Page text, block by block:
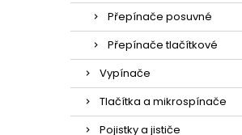
Přepínače posuvné
Přepínače tlačítkové
Vypínače
Tlačítka a mikrospínače
Pojistky a jističe